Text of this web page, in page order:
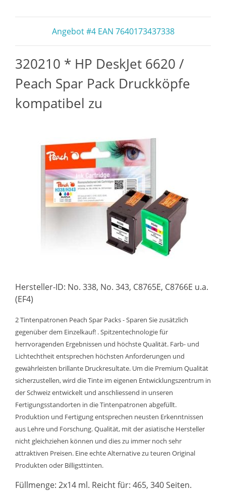
Angebot #4 EAN 7640173437338
320210 * HP DeskJet 6620 /
Peach Spar Pack Druckköpfe
kompatibel zu
Hersteller-ID: No. 338, No. 343, C8765E, C8766E u.a.
(EF4)
2 Tintenpatronen Peach Spar Packs - Sparen Sie zusätzlich
gegenüber dem Einzelkauf! . Spitzentechnologie für
herrvoragenden Ergebnissen und höchste Qualität. Farb- und
Lichtechtheit entsprechen höchsten Anforderungen und
gewährleisten brillante Druckresultate. Um die Premium Qualität
sicherzustellen, wird die Tinte im eigenen Entwicklungszentrum in
der Schweiz entwickelt und anschliessend in unseren
Fertigungsstandorten in die Tintenpatronen abgefüllt.
Produktion und Fertigung entsprechen neusten Erkenntnissen
aus Lehre und Forschung. Qualität, mit der asiatische Hersteller
nicht gleichziehen können und dies zu immer noch sehr
attraktiven Preisen. Eine echte Alternative zu teuren Original
Produkten oder Billigsttinten.
Füllmenge: 2x14 ml. Reicht für: 465, 340 Seiten.